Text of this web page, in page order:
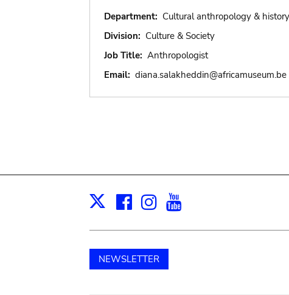
Department: Cultural anthropology & history
Division: Culture & Society
Job Title: Anthropologist
Email: diana.salakheddin@africamuseum.be
X Facebook
Instagram
NEWSLETTER